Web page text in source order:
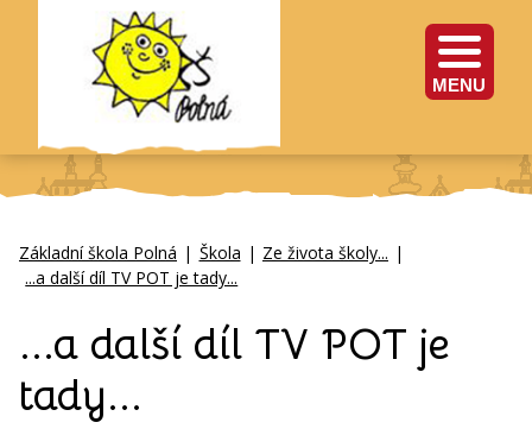
MENU
Základní škola Polná | Škola | Ze života školy... |
...a další díl TV POT je tady...
...a další díl TV POT je
tady...